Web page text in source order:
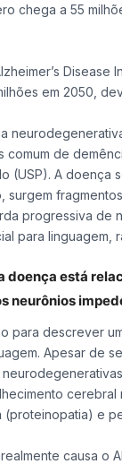
chega a 55
em 2050,
comum de
(USP). A doença
surgem
progressiva de
para linguagem,
doença está
neurônios
para descrever
Apesar de
e
causa o